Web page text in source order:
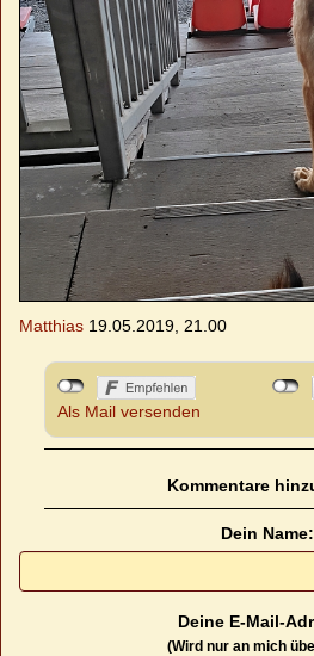
Matthias 19.05.2019, 21.00
Als Mail versenden
Kommentare
Dein Name:
Deine E-Mail-
(Wird nur an mich